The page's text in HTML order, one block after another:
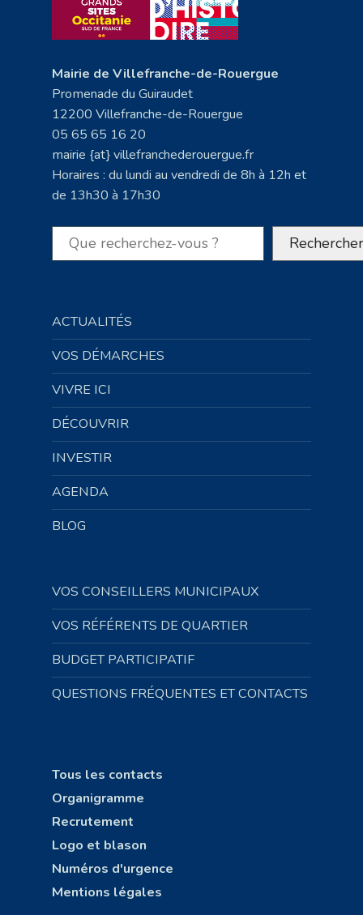
Mairie de Villefranche-de-Rouergue
Promenade du Guiraudet
12200 Villefranche-de-Rouergue
05 65 65 16 20
mairie {at} villefranchederouergue.fr
Horaires : du lundi au vendredi de 8h à 12h et
de 13h30 à 17h30
Rechercher Rechercher
ACTUALITÉS
VOS DÉMARCHES
VIVRE ICI
DÉCOUVRIR
INVESTIR
AGENDA
BLOG
VOS CONSEILLERS MUNICIPAUX
VOS RÉFÉRENTS DE QUARTIER
BUDGET PARTICIPATIF
QUESTIONS FRÉQUENTES ET CONTACTS
Tous les contacts
Organigramme
Recrutement
Logo et blason
Numéros d'urgence
Mentions légales